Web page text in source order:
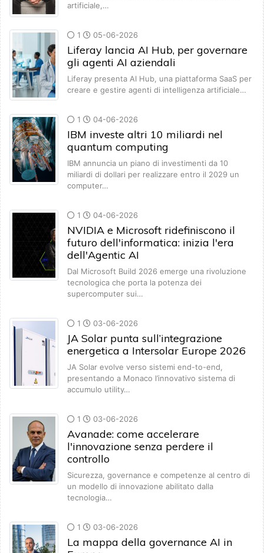
artificiale,…
1 05-06-2026
Liferay lancia AI Hub, per governare
gli agenti AI aziendali
Liferay presenta AI Hub, una piattaforma SaaS per
creare e gestire agenti di intelligenza artificiale…
1 04-06-2026
IBM investe altri 10 miliardi nel
quantum computing
IBM annuncia un piano di investimenti da 10
miliardi di dollari per realizzare entro il 2029 un
computer…
1 04-06-2026
NVIDIA e Microsoft ridefiniscono il
futuro dell'informatica: inizia l'era
dell'Agentic AI
Dal Microsoft Build 2026 emerge una rivoluzione
tecnologica che porta la potenza dei
supercomputer sui…
1 03-06-2026
JA Solar punta sull’integrazione
energetica a Intersolar Europe 2026
JA Solar evolve verso sistemi end-to-end,
presentando a Monaco l’innovativo sistema di
accumulo utility…
1 03-06-2026
Avanade: come accelerare
l'innovazione senza perdere il
controllo
Sicurezza, governance e competenze al centro di
un modello di innovazione abilitato dalla
tecnologia…
1 03-06-2026
La mappa della governance AI in